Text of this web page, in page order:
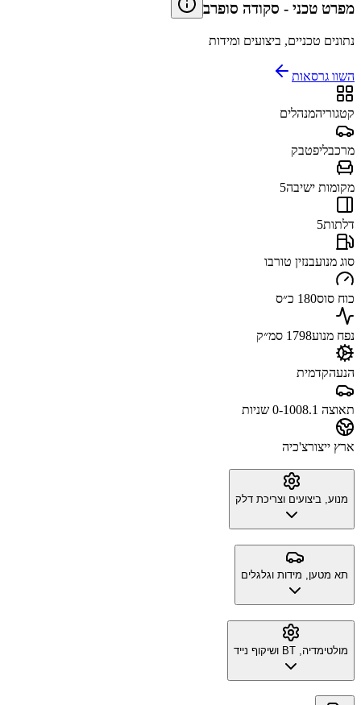
מפרט טכני - סקודה סופרב
נתונים טכניים, ביצועים ומידות
השוו גרסאות
קטגוריהמנהלים
מרכבליפטבק
מקומות ישיבה5
דלתות5
סוג מנועבנזין טורבו
כוח סוס180 כ״ס
נפח מנוע1798 סמ״ק
הנעהקדמית
תאוצה 0-100 8.1 שניות
ארץ ייצורצ'כיה
מנוע, ביצועים וצריכת דלק
תא מטען, מידות וגלגלים
מולטימדיה, BT ושיקוף נייד